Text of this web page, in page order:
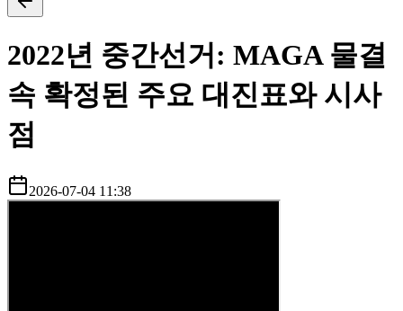
2022년 중간선거: MAGA 물결
속 확정된 주요 대진표와 시사
점
2026-07-04 11:38